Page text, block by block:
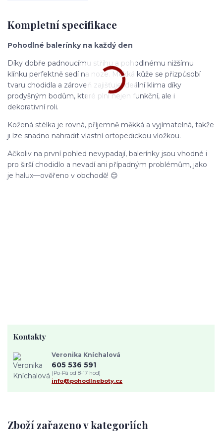
Kompletní specifikace
Pohodlné balerínky na každý den
Díky dobře padnoucímu střihu a pohodlnému nižšímu
klínku perfektně sedí na noze. Měkká kůže se přizpůsobí
tvaru chodidla a zároveň zajišťuje ideální klima díky
prodyšným bodům, které plní nejen funkční, ale i
dekorativní roli.
Kožená stélka je rovná, příjemně měkká a vyjímatelná, takže
ji lze snadno nahradit vlastní ortopedickou vložkou.
Ačkoliv na první pohled nevypadají, balerínky jsou vhodné i
pro širší chodidlo a nevadí ani případným problémům, jako
je halux—ověřeno v obchodě! 😊
Zboží zařazeno v kategoriích
Kontakty
Veronika Kníchalová
605 536 591
(Po-Pá od 8-17 hod)
info@pohodlneboty.cz